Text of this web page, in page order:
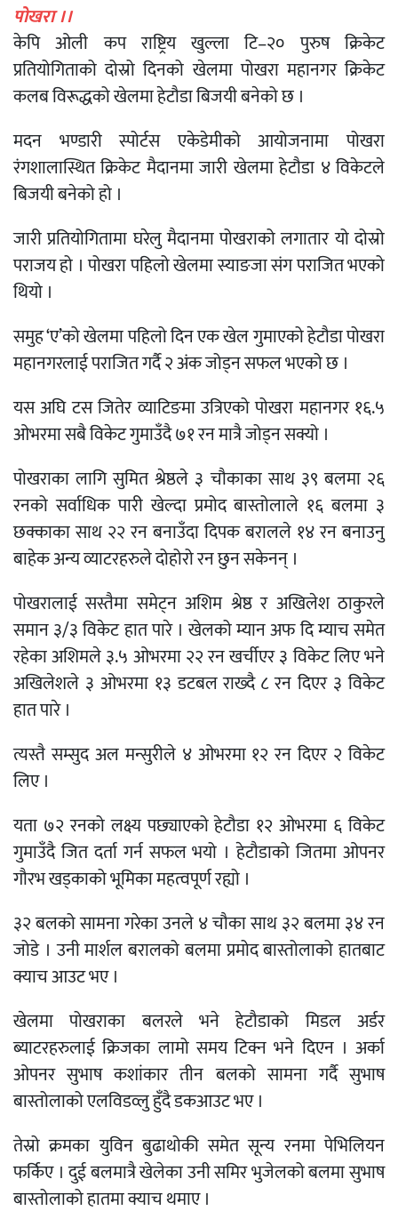
पोखरा ।।
केपि ओली कप राष्ट्रिय खुल्ला टि–२० पुरुष क्रिकेट
प्रतियोगिताको दोस्रो दिनको खेलमा पोखरा महानगर क्रिकेट
कलब विरूद्धको खेलमा हेटौडा बिजयी बनेको छ ।
मदन भण्डारी स्पोर्टस एकेडेमीको आयोजनामा पोखरा
रंगशालास्थित क्रिकेट मैदानमा जारी खेलमा हेटौडा ४ विकेटले
बिजयी बनेको हो ।
जारी प्रतियोगितामा घरेलु मैदानमा पोखराको लगातार यो दोस्रो
पराजय हो । पोखरा पहिलो खेलमा स्याङजा संग पराजित भएको
थियो ।
समुह ‘ए’को खेलमा पहिलो दिन एक खेल गुमाएको हेटौडा पोखरा
महानगरलाई पराजित गर्दै २ अंक जोड्न सफल भएको छ ।
यस अघि टस जितेर व्याटिङमा उत्रिएको पोखरा महानगर १६.५
ओभरमा सबै विकेट गुमाउँदै ७१ रन मात्रै जोड्न सक्यो ।
पोखराका लागि सुमित श्रेष्ठले ३ चौकाका साथ ३९ बलमा २६
रनको सर्वाधिक पारी खेल्दा प्रमोद बास्तोलाले १६ बलमा ३
छक्काका साथ २२ रन बनाउँदा दिपक बरालले १४ रन बनाउनु
बाहेक अन्य व्याटरहरुले दोहोरो रन छुन सकेनन् ।
पोखरालाई सस्तैमा समेट्न अशिम श्रेष्ठ र अखिलेश ठाकुरले
समान ३/३ विकेट हात पारे । खेलको म्यान अफ दि म्याच समेत
रहेका अशिमले ३.५ ओभरमा २२ रन खर्चीएर ३ विकेट लिए भने
अखिलेशले ३ ओभरमा १३ डटबल राख्दै ८ रन दिएर ३ विकेट
हात पारे ।
त्यस्तै सम्सुद अल मन्सुरीले ४ ओभरमा १२ रन दिएर २ विकेट
लिए ।
यता ७२ रनको लक्ष्य पछ्याएको हेटौडा १२ ओभरमा ६ विकेट
गुमाउँदै जित दर्ता गर्न सफल भयो । हेटौडाको जितमा ओपनर
गौरभ खड्काको भूमिका महत्वपूर्ण रह्यो ।
३२ बलको सामना गरेका उनले ४ चौका साथ ३२ बलमा ३४ रन
जोडे । उनी मार्शल बरालको बलमा प्रमोद बास्तोलाको हातबाट
क्याच आउट भए ।
खेलमा पोखराका बलरले भने हेटौडाको मिडल अर्डर
ब्याटरहरुलाई क्रिजका लामो समय टिक्न भने दिएन । अर्का
ओपनर सुभाष कशांकार तीन बलको सामना गर्दै सुभाष
बास्तोलाको एलविडव्लु हुँदै डकआउट भए ।
तेस्रो क्रमका युविन बुढाथोकी समेत सून्य रनमा पेभिलियन
फर्किए । दुई बलमात्रै खेलेका उनी समिर भुजेलको बलमा सुभाष
बास्तोलाको हातमा क्याच थमाए ।